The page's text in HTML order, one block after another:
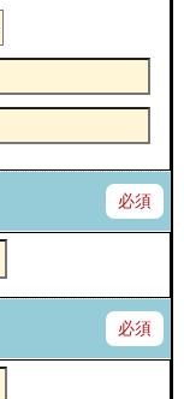
必須
必須